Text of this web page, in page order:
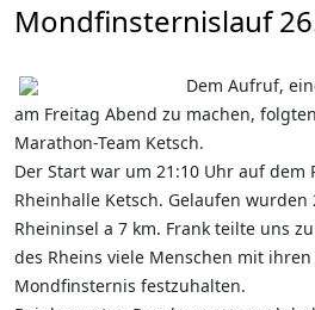
Mondfinsternislauf
Dem Aufruf,
am Freitag Abend zu machen,
Marathon-Team Ketsch.
Der Start war um 21:10 Uhr auf dem
Rheinhalle Ketsch. Gelaufen
Rheininsel a 7 km. Frank teilte uns
des Rheins viele Menschen mit
Mondfinsternis festzuhalten.